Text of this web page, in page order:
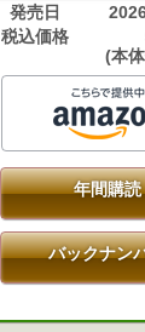
発売日
税込価格
(本
年間購読
バックナン